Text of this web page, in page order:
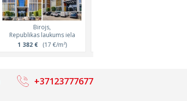
Birojs,
Republikas laukums iela
1 382 €(17 €/m²)
+37123777677